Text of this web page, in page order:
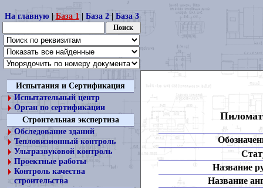
На главную| База 1| База 2| База 3
Испытания и Сертификация
Испытательный центр
Орган по сертификации
Строительная экспертиза
Обследование зданий
Тепловизионный контроль
Ультразвуковой контроль
Проектные работы
Контроль качества
строительства
Название
Название